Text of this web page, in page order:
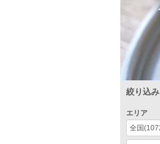
絞り込み
エリア
全国